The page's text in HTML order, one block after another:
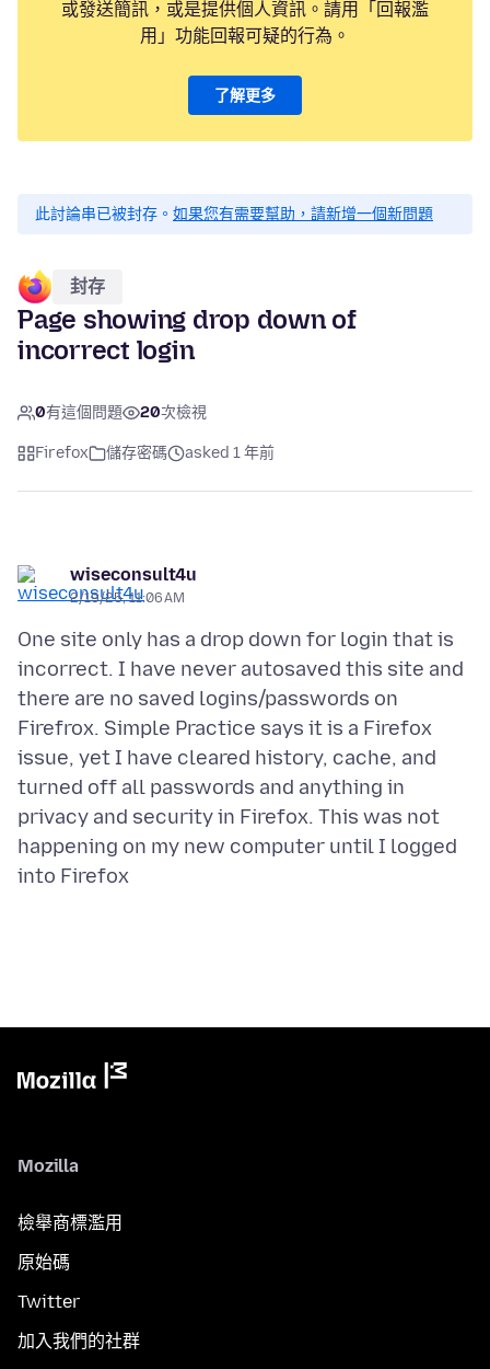
或發送簡訊，或是提供個人資訊。請用「回報濫
用」功能回報可疑的行為。
了解更多
此討論串已被封存。 如果您有需要幫助，請新增一個新問題
封存
Page showing drop down of
incorrect login
0有這個問題 20次檢視
Firefox 儲存密碼 asked 1 年前
wiseconsult4u
2/19/25, 11:06 AM
One site only has a drop down for login that is
incorrect. I have never autosaved this site and
there are no saved logins/passwords on
Firefrox. Simple Practice says it is a Firefox
issue, yet I have cleared history, cache, and
turned off all passwords and anything in
privacy and security in Firefox. This was not
happening on my new computer until I logged
Mozilla
檢舉商標濫用
原始碼
Twitter
加入我們的社群